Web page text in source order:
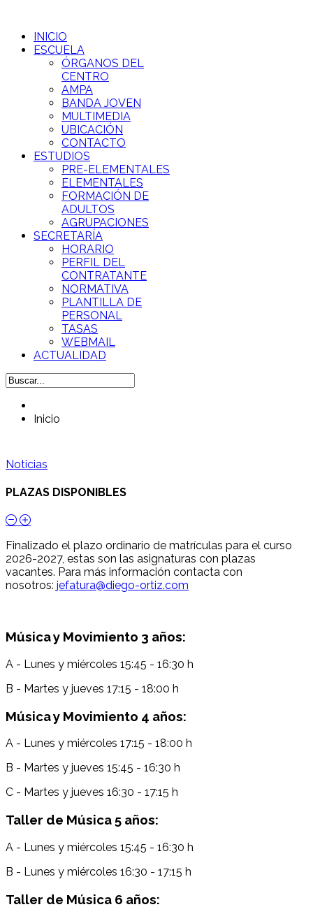
INICIO
ESCUELA
ÓRGANOS DEL
CENTRO
AMPA
BANDA JOVEN
MULTIMEDIA
UBICACIÓN
CONTACTO
ESTUDIOS
PRE-ELEMENTALES
ELEMENTALES
FORMACIÓN DE
ADULTOS
AGRUPACIONES
SECRETARÍA
HORARIO
PERFIL DEL
CONTRATANTE
NORMATIVA
PLANTILLA DE
PERSONAL
TASAS
WEBMAIL
ACTUALIDAD
Inicio
Noticias
PLAZAS DISPONIBLES
Finalizado el plazo ordinario de matrículas para el curso
2026-2027, estas son las asignaturas con plazas
vacantes. Para más información contacta con
nosotros: jefatura@diego-ortiz.com
Música y Movimiento 3 años:
A - Lunes y miércoles 15:45 - 16:30 h
B - Martes y jueves 17:15 - 18:00 h
Música y Movimiento 4 años:
A - Lunes y miércoles 17:15 - 18:00 h
B - Martes y jueves 15:45 - 16:30 h
C - Martes y jueves 16:30 - 17:15 h
Taller de Música 5 años:
A - Lunes y miércoles 15:45 - 16:30 h
B - Lunes y miércoles 16:30 - 17:15 h
Taller de Música 6 años: